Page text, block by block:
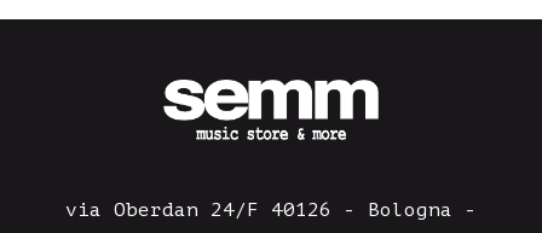
via Oberdan 24/F 40126 - Bologna -